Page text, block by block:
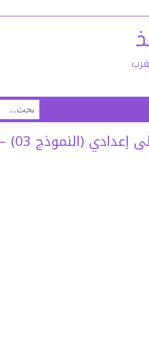
البحث
عن:
(النموذج 03) – (غ. م)